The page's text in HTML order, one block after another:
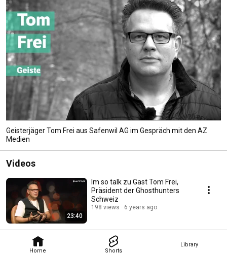
Home Shorts
Library
Geisterjäger Tom Frei aus Safenwil AG im Gespräch mit den AZ
Medien
Videos
23:40
Im so talk zu Gast Tom Frei,
Präsident der Ghosthunters
Schweiz
198 views 6 years ago